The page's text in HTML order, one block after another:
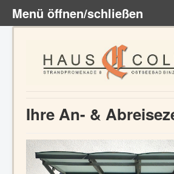
Ihre An- &
Menü öffnen/schließen